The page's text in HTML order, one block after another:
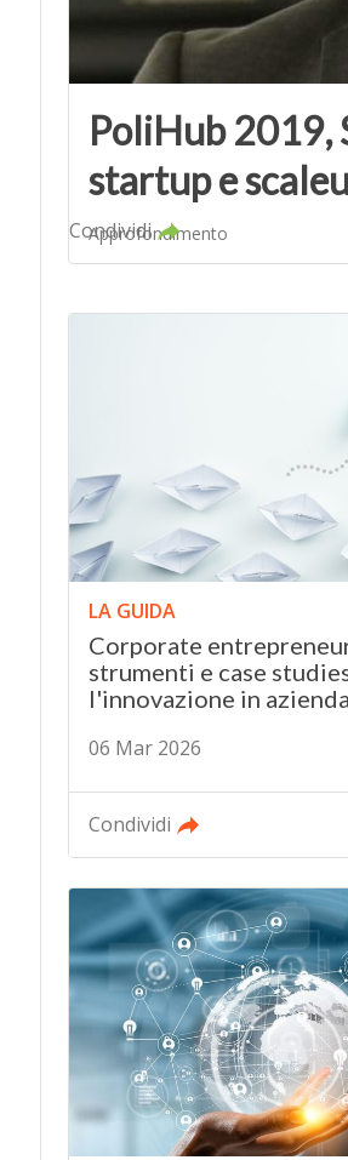
PoliHub 2019,
startup e
Approfondimento
Condividi
LA GUIDA
Corporate
strumenti e case
l'innovazione in azienda
06 Mar 2026
Condividi